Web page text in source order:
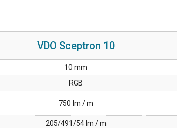
VDO Sceptron 10
10 mm
RGB
750 lm / m
205/491/54 lm / m